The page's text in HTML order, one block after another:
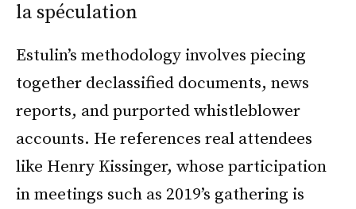
la spéculation
Estulin’s methodology involves piecing
together declassified documents, news
reports, and purported whistleblower
accounts. He references real attendees
like Henry Kissinger, whose participation
in meetings such as 2019’s gathering is